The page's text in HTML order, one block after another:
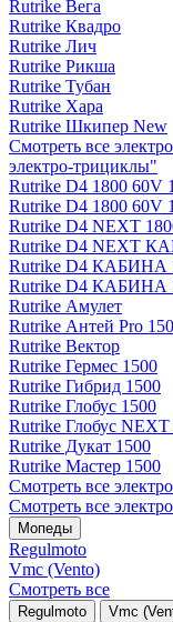
Rutrike Вега
Rutrike Квадро
Rutrike Лич
Rutrike Рикша
Rutrike Тубан
Rutrike Хара
Rutrike Шкипер New
Смотреть все
электро‑трициклы"
Rutrike D4 1800 60V
Rutrike D4 1800 60V
Rutrike D4 NEXT
Rutrike D4 NEXT
Rutrike D4 КАБИНА
Rutrike D4 КАБИНА
Rutrike Амулет
Rutrike Антей Pro
Rutrike Вектор
Rutrike Гермес 1500
Rutrike Гибрид 1500
Rutrike Глобус 1500
Rutrike Глобус NEXT
Rutrike Дукат 1500
Rutrike Мастер 1500
Смотреть все
Смотреть все
Мопеды
Regulmoto
Vmc (Vento)
Смотреть все
Regulmoto Vmc